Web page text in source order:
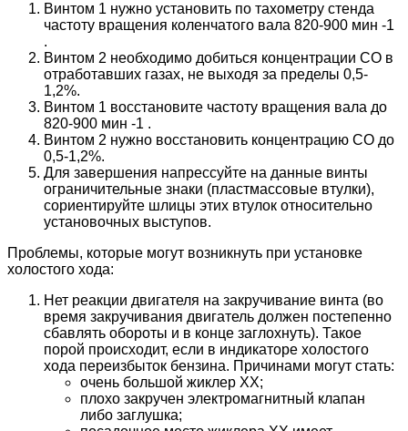
Винтом 1 нужно установить по тахометру стенда
частоту вращения коленчатого вала 820-900 мин -1
.
Винтом 2 необходимо добиться концентрации СО в
отработавших газах, не выходя за пределы 0,5-
1,2%.
Винтом 1 восстановите частоту вращения вала до
820-900 мин -1 .
Винтом 2 нужно восстановить концентрацию СО до
0,5-1,2%.
Для завершения напрессуйте на данные винты
ограничительные знаки (пластмассовые втулки),
сориентируйте шлицы этих втулок относительно
установочных выступов.
Проблемы, которые могут возникнуть при установке
холостого хода:
Нет реакции двигателя на закручивание винта (во
время закручивания двигатель должен постепенно
сбавлять обороты и в конце заглохнуть). Такое
порой происходит, если в индикаторе холостого
хода переизбыток бензина. Причинами могут стать:
очень большой жиклер ХХ;
плохо закручен электромагнитный клапан
либо заглушка;